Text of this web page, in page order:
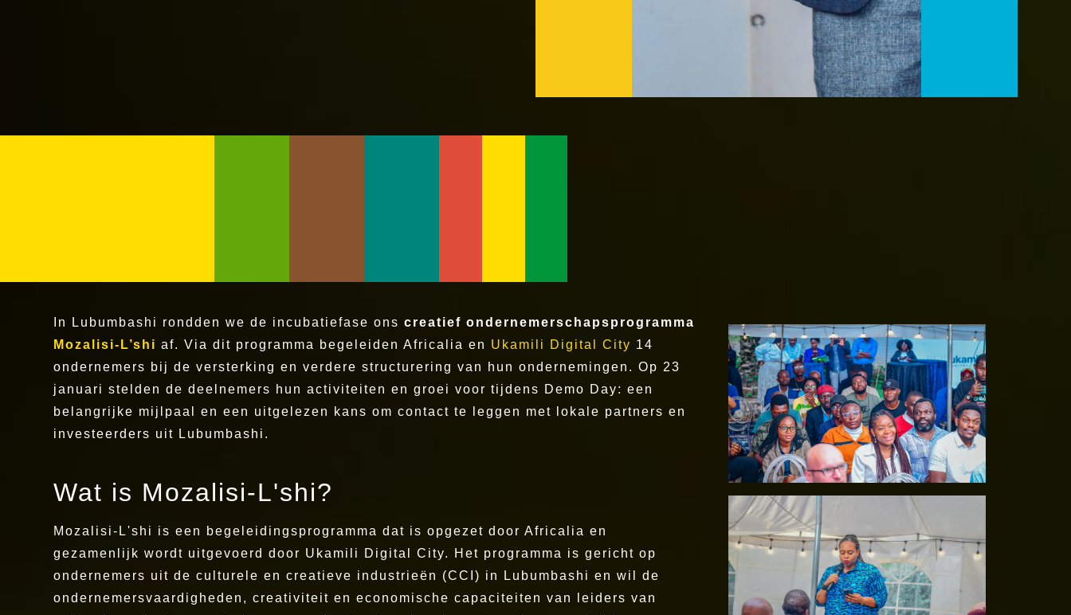
In Lubumbashi rondden we de incubatiefase onscreatief ondernemerschapsprogramma
Mozalisi-L’shi af. Via dit programma begeleiden Africalia en Ukamili Digital City 14
ondernemers bij de versterking en verdere structurering van hun ondernemingen. Op 23
januari stelden de deelnemers hun activiteiten en groei voor tijdens Demo Day: een
belangrijke mijlpaal en een uitgelezen kans om contact te leggen met lokale partners en
investeerders uit Lubumbashi.
Wat is Mozalisi-L'shi?
Mozalisi-L'shi is een begeleidingsprogramma dat is opgezet door Africalia en
gezamenlijk wordt uitgevoerd door Ukamili Digital City. Het programma is gericht op
ondernemers uit de culturele en creatieve industrieën (CCI) in Lubumbashi en wil de
ondernemersvaardigheden, creativiteit en economische capaciteiten van leiders van